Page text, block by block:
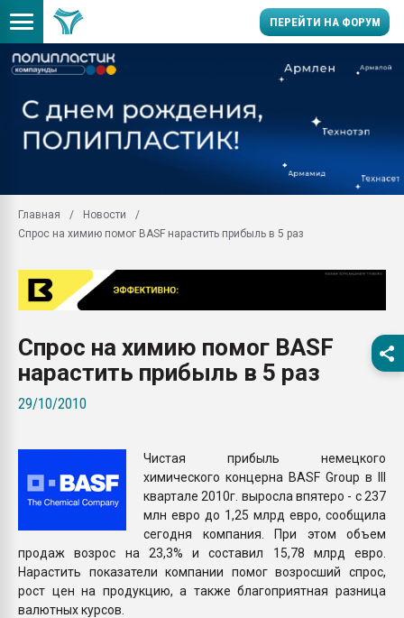
ПЕРЕЙТИ НА ФОРУМ
Вакуум-формовочные
28.07.2026
бутылок
Материал
вакуумного
Продам отходы
ПЕРЕЙТИ НА
Главная
Новости
Спрос на химию помог BASF нарастить прибыль в 5 раз
Спрос на химию помог BASF
нарастить прибыль в 5 раз
29/10/2010
Чистая прибыль немецкого
химического концерна BASF Group в III
квартале 2010г. выросла впятеро - с 237
млн евро до 1,25 млрд евро, сообщила
сегодня компания. При этом объем
продаж возрос на 23,3% и составил 15,78 млрд евро.
Нарастить показатели компании помог возросший спрос,
рост цен на продукцию, а также благоприятная разница
валютных курсов.